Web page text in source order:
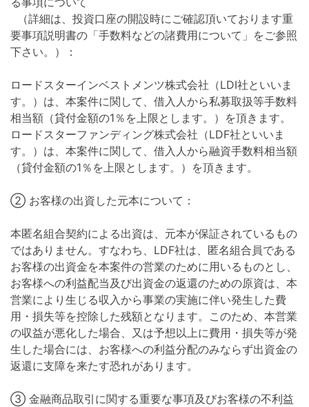
（詳細は、投資口座の開設時にご確認頂いております重
要事項説明書の「手数料などの諸費用について」をご参照
下さい。）：
ロードスターインベストメンツ株式会社（LDI社といいま
す。）は、本案件に関して、借入人から私募取扱等手数料
相当額（貸付金額の1％を上限とします。）を頂きます。
ロードスターファンディング株式会社（LDF社といいま
す。）は、本案件に関して、借入人から融資手数料相当額
（貸付金額の1％を上限とします。）を頂きます。
② お客様の出資した元本について：
本匿名組合契約による出資は、元本が保証されているもの
ではありません。すなわち、LDF社は、匿名組合員である
お客様の出資金を本案件の営業のために用いるものとし、
お客様への利益配当及び出資金の返還のための原資は、本
営業により生じる収入から事業の実施に伴い発生した費
用・損失等を控除した残額となります。このため、本営業
の収益が悪化した場合、又は予想以上に費用・損失等が発
生した場合には、お客様への利益分配のみならず出資金の
返還に支障を来たす恐れがあります。
③ 金融商品取引に関する重要な事項及びお客様の不利益